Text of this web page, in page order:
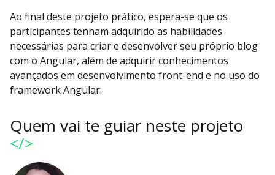
Ao final deste projeto prático, espera-se que os
participantes tenham adquirido as habilidades
necessárias para criar e desenvolver seu próprio blog
com o Angular, além de adquirir conhecimentos
avançados em desenvolvimento front-end e no uso do
framework Angular.
Quem vai te guiar neste projeto
</>